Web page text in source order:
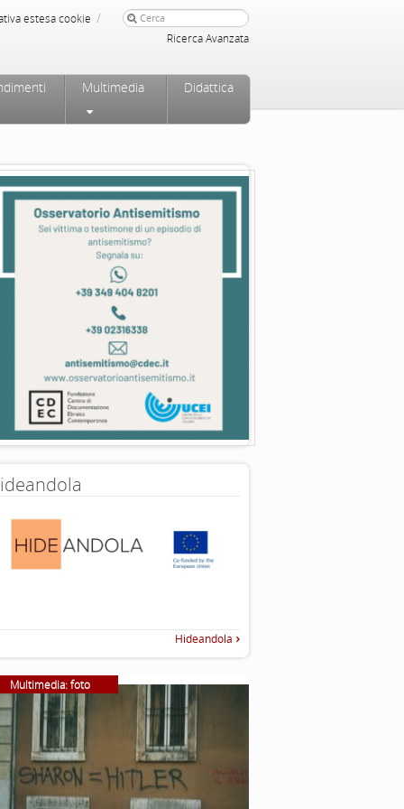
estesa cookie /
Ricerca Avanzata
Multimedia Didattica
Hideandola
Multimedia: foto